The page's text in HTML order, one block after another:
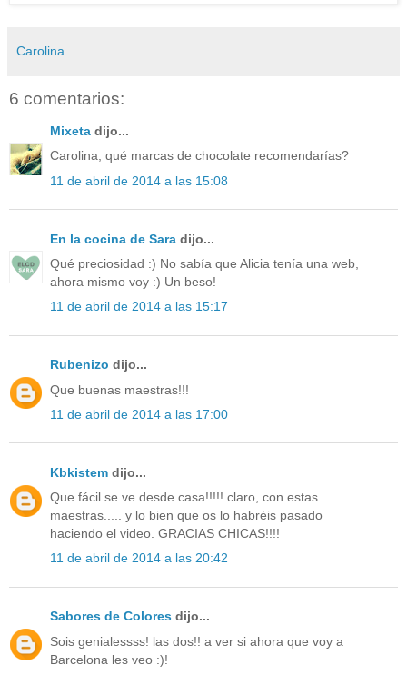
Carolina
6 comentarios:
Mixeta dijo...
Carolina, qué marcas de chocolate recomendarías?
11 de abril de 2014 a las 15:08
En la cocina de Sara dijo...
Qué preciosidad :) No sabía que Alicia tenía una web,
ahora mismo voy :) Un beso!
11 de abril de 2014 a las 15:17
Rubenizo dijo...
Que buenas maestras!!!
11 de abril de 2014 a las 17:00
Kbkistem dijo...
Que fácil se ve desde casa!!!!! claro, con estas
maestras..... y lo bien que os lo habréis pasado
haciendo el video. GRACIAS CHICAS!!!!
11 de abril de 2014 a las 20:42
Sabores de Colores dijo...
Sois genialessss! las dos!! a ver si ahora que voy a
Barcelona les veo :)!